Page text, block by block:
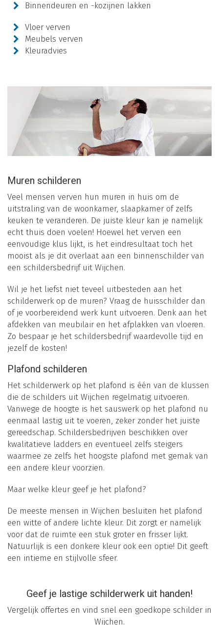
Binnendeuren en -kozijnen lakken
Vloer verven
Meubels verven
Kleuradvies
Muren schilderen
Veel mensen verven hun muren in huis om de
uitstraling van de woonkamer, slaapkamer of zelfs
keuken te veranderen. De juiste kleur kan je namelijk
echt thuis doen voelen! Hoewel het verven een
eenvoudige klus lijkt, is het eindresultaat toch het
mooist als je dit overlaat aan een binnenschilder van
een schildersbedrijf uit Wijchen.
Wil je het liefst niet teveel uitbesteden aan het
schilderwerk op de muren? Vraag de huisschilder dan
of je voorbereidend werk kunt uitvoeren. Denk aan het
afdekken van meubilair en het afplakken van vloeren.
Zo bespaar je het schildersbedrijf waardevolle tijd en
jezelf de kosten!
Plafond schilderen
Het schilderwerk op het plafond is één van de klussen
die de schilders uit Wijchen regelmatig uitvoeren.
Vanwege de hoogte is het sauswerk op het plafond nu
eenmaal lastig uit te voeren, zeker zonder het juiste
gereedschap. Schildersbedrijven beschikken over
kwalitatieve ladders en eventueel zelfs steigers
waarmee ze zelfs het hoogste plafond met gemak van
een andere kleur voorzien.
Maar welke kleur geef je het plafond?
De meeste mensen in Wijchen besluiten het plafond
een witte of andere lichte kleur. Dit zorgt er namelijk
voor dat de ruimte een stuk groter en frisser lijkt.
Natuurlijk is een donkere kleur ook een optie! Dit geeft
een intieme en stijlvolle sfeer.
Geef je lastige schilderwerk uit handen!
Vergelijk offertes en vind snel een goedkope schilder in
Wijchen.